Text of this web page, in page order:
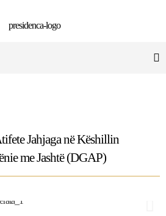
Jahjaga në Këshillin
me Jashtë (DGAP)